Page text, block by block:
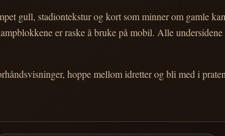
gull, stadiontekstur og kort som minner om gamle
er raske å bruke på mobil. Alle
hoppe mellom idretter og bli med i